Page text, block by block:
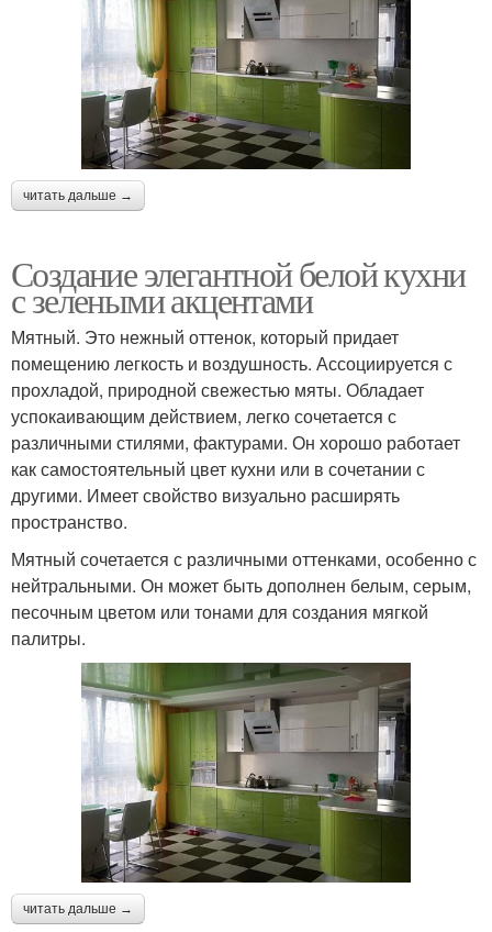
читать дальше →
Создание элегантной белой кухни
с зелеными акцентами
Мятный. Это нежный оттенок, который придает
помещению легкость и воздушность. Ассоциируется с
прохладой, природной свежестью мяты. Обладает
успокаивающим действием, легко сочетается с
различными стилями, фактурами. Он хорошо работает
как самостоятельный цвет кухни или в сочетании с
другими. Имеет свойство визуально расширять
пространство.
Мятный сочетается с различными оттенками, особенно с
нейтральными. Он может быть дополнен белым, серым,
песочным цветом или тонами для создания мягкой
палитры.
читать дальше →